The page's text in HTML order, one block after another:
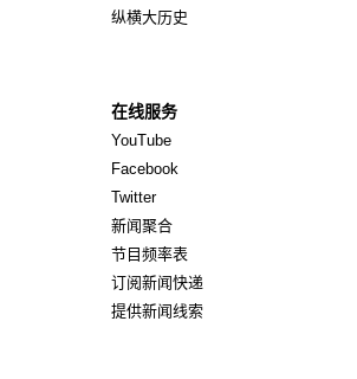
纵横大历史
在线服务
YouTube
Facebook
TwitterOpens in new window
新闻聚合
节目频率表
订阅新闻快递
提供新闻线索